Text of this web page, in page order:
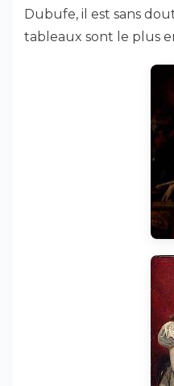
Dubufe, il est sans
tableaux sont le plus